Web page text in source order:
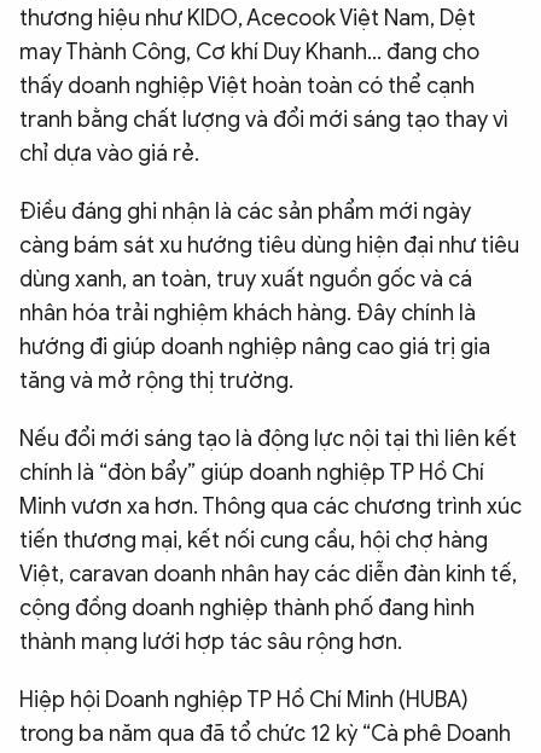
thương hiệu như KIDO, Acecook Việt Nam, Dệt
may Thành Công, Cơ khí Duy Khanh… đang cho
thấy doanh nghiệp Việt hoàn toàn có thể cạnh
tranh bằng chất lượng và đổi mới sáng tạo thay vì
chỉ dựa vào giá rẻ.
Điều đáng ghi nhận là các sản phẩm mới ngày
càng bám sát xu hướng tiêu dùng hiện đại như tiêu
dùng xanh, an toàn, truy xuất nguồn gốc và cá
nhân hóa trải nghiệm khách hàng. Đây chính là
hướng đi giúp doanh nghiệp nâng cao giá trị gia
tăng và mở rộng thị trường.
Nếu đổi mới sáng tạo là động lực nội tại thì liên kết
chính là “đòn bẩy” giúp doanh nghiệp TP Hồ Chí
Minh vươn xa hơn. Thông qua các chương trình xúc
tiến thương mại, kết nối cung cầu, hội chợ hàng
Việt, caravan doanh nhân hay các diễn đàn kinh tế,
cộng đồng doanh nghiệp thành phố đang hình
thành mạng lưới hợp tác sâu rộng hơn.
Hiệp hội Doanh nghiệp TP Hồ Chí Minh (HUBA)
trong ba năm qua đã tổ chức 12 kỳ “Cà phê Doanh